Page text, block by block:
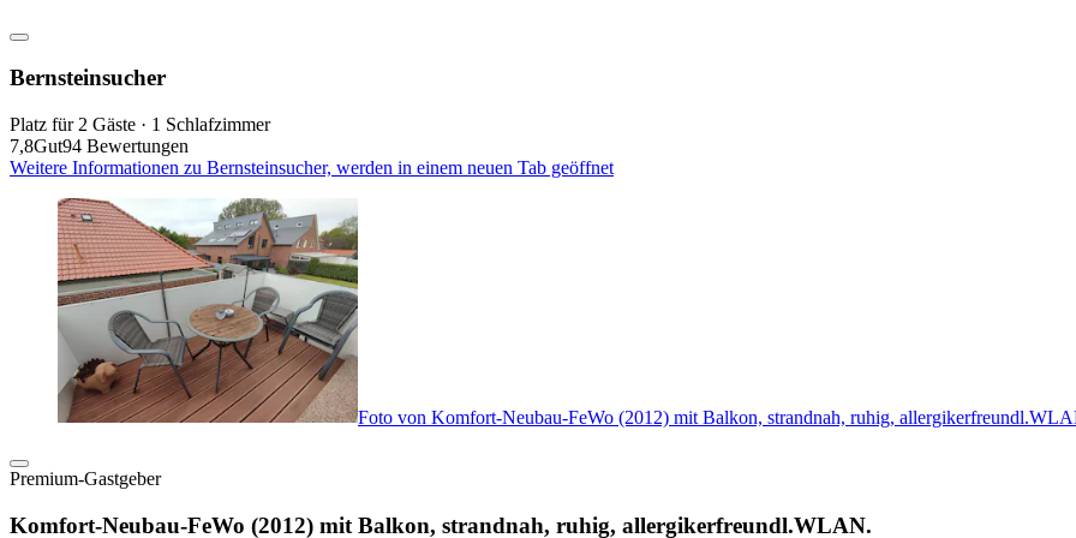
Bernsteinsucher
Platz für 2 Gäste · 1 Schlafzimmer
7,8Gut94 Bewertungen
Weitere Informationen zu Bernsteinsucher, werden in einem neuen Tab geöffnet
Foto von Komfort-Neubau-FeWo (2012) mit Balkon, strandnah, ruhig,
Premium-Gastgeber
Komfort-Neubau-FeWo (2012) mit Balkon, strandnah, ruhig, allergikerfreundl.WLAN.